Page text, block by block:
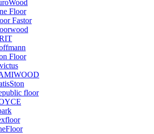
Floor
Fastor
Floor
floor